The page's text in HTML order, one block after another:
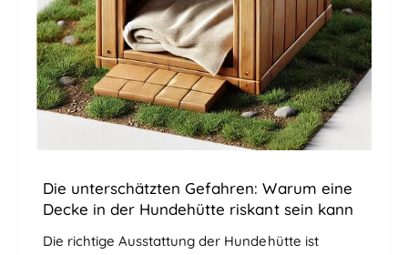
Die unterschätzten Gefahren: Warum eine
Decke in der Hundehütte riskant sein kann
Die richtige Ausstattung der Hundehütte ist